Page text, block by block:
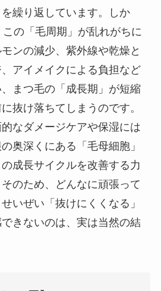
繰り返しています。しか
の「毛周期」が乱れがちに
ンの減少、紫外線や乾燥と
アイメイクによる負担など
まつ毛の「成長期」が短縮
抜け落ちてしまうのです。
なダメージケアや保湿には
奥深くにある「毛母細胞」
成長サイクルを改善する力
のため、どんなに頑張って
いぜい「抜けにくくなる」
きないのは、実は当然の結